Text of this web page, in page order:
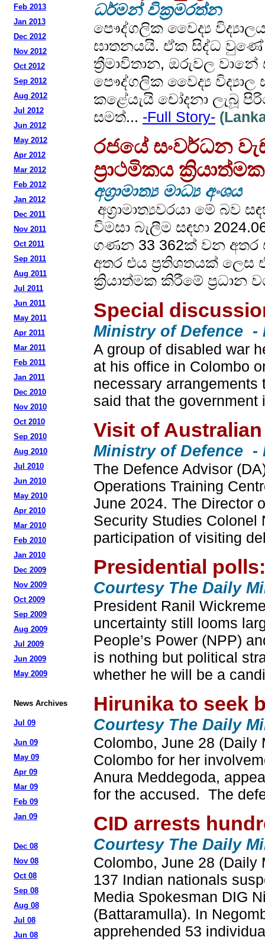
Feb 2013
Jan 2013
Dec 2012
Nov 2012
Oct 2012
Sep 2012
Aug 2012
Jul 2012
Jun 2012
May 2012
Apr 2012
Mar 2012
Feb 2012
Jan 2012
Dec 2011
Nov 2011
Oct 2011
Sep 2011
Aug 2011
Jul 2011
Jun 2011
May 2011
Apr 2011
Mar 2011
Feb 2011
Jan 2011
Dec 2010
Nov 2010
Oct 2010
Sep 2010
Aug 2010
Jul 2010
Jun 2010
May 2010
Apr 2010
Mar 2010
Feb 2010
Jan 2010
Dec 2009
Nov 2009
Oct 2009
Sep 2009
Aug 2009
Jul 2009
Jun 2009
May 2009
News Archives
Jul 09
Jun 09
May 09
Apr 09
Mar 09
Feb 09
Jan 09
Dec 08
Nov 08
Oct 08
Sep 08
Aug 08
Jul 08
Jun 08
ධර්මන් වික්‍රමරත්න
පෞද්ගලික වෛද්‍ය
ඝාතනයයි. ඒක සිද්ධ වුණේ
ත්‍රීමාවිතාන, ඔරුවල
පෞද්ගලික වෛද්‍ය විද්‍යාල
කළේයැයි චෝදනා ලැබූ
සමත්... -Full Story-
රජයේ සංවර්ධන
ප්‍රාථමිකය
අග්‍රාමාත්‍ය මාධ්‍ය අංශය
අග්‍රාමාත්‍යවරයා මේ
විමසා බැලීම සඳහා
ගණන 33 362ක් වන අතර
අතර එය ප්‍රතිශතයක් ලෙස
ක්‍රියාත්මක කිරීමේ
Special
Ministry of Defence -
A group of disabled war
at his office in Colombo
necessary
said that the
Visit of
Ministry of Defence -
The Defence Advisor
Operations Training
June 2024. The Director
Security Studies Colonel
participation of visiting
Presidential
Courtesy The Daily
President Ranil
uncertainty still looms
People’s Power (NPP)
is nothing but political
whether he will be a
Hirunika to seek
Courtesy The Daily
Colombo, June 28 (Daily
Colombo for her
Anura Meddegoda,
for the accused. The
CID arrests
Courtesy The Daily
Colombo, June 28 (Daily
137 Indian nationals
Media Spokesman DIG
(Battaramulla). In
apprehended 53